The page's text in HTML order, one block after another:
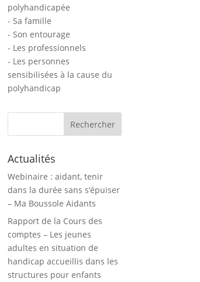
polyhandicapée
- Sa famille
- Son entourage
- Les professionnels
- Les personnes
sensibilisées à la cause du
polyhandicap
Rechercher :
Actualités
Webinaire : aidant, tenir
dans la durée sans s’épuiser
– Ma Boussole Aidants
Rapport de la Cours des
comptes – Les jeunes
adultes en situation de
handicap accueillis dans les
structures pour enfants